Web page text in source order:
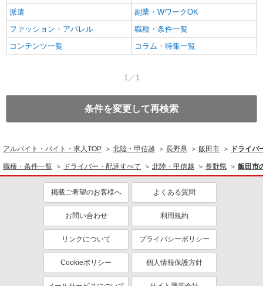
派遣
副業・WワークOK
ファッション・アパレル
職種・条件一覧
コンテンツ一覧
コラム・特集一覧
1／1
条件を変更して再検索
アルバイト・バイト・求人TOP 北陸・甲信越 長野県 飯田市 ドライ
職種・条件一覧 ドライバー・配達すべて 北陸・甲信越 長野県 飯田市
掲載ご希望のお客様へ よくある質問
お問い合わせ 利用規約
リンクについて プライバシーポリシー
Cookieポリシー 個人情報保護方針